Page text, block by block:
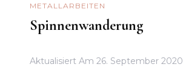
METALLARBEITEN
Spinnenwanderung
Aktualisiert Am 26. September 2020